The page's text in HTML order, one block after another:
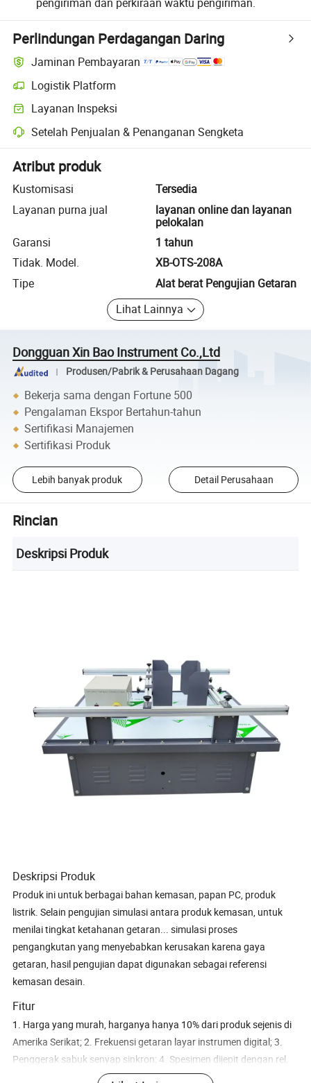
Perlindungan Perdagangan Daring
Jaminan Pembayaran
Logistik Platform
Pelacakan pengiriman yang lebih jelas dengan logistik yang
Layanan Inspeksi
Pemeriksaan pra-pengiriman opsional untuk pemeriksaan kualitas
Setelah Penjualan & Penanganan Sengketa
Penyelesaian sengketa yang dibantu platform, termasuk
Atribut produk
Kustomisasi
Tersedia
Layanan purna jual
layanan online dan layanan
pelokalan
Garansi
1 tahun
Tidak. Model.
XB-OTS-208A
Tipe
Alat berat Pengujian Getaran
Lihat Lainnya
Dongguan Xin Bao Instrument Co.,Ltd
Produsen/Pabrik & Perusahaan Dagang
Bekerja sama dengan Fortune 500
Pengalaman Ekspor Bertahun-tahun
Sertifikasi Manajemen
Sertifikasi Produk
Lebih banyak produk Detail Perusahaan
Rincian
Deskripsi Produk
Deskripsi Produk
Produk ini untuk berbagai bahan kemasan, papan PC, produk
listrik. Selain pengujian simulasi antara produk kemasan, untuk
menilai tingkat ketahanan getaran... simulasi proses
pengangkutan yang menyebabkan kerusakan karena gaya
getaran, hasil pengujian dapat digunakan sebagai referensi
kemasan desain.
Fitur
1. Harga yang murah, harganya hanya 10% dari produk sejenis di
Amerika Serikat; 2. Frekuensi getaran layar instrumen digital; 3.
Penggerak sabuk senyap sinkron; 4. Spesimen dijepit dengan rel,
mudah dioperasikan, aman; 5. Dasar alat berat mengadopsi parit